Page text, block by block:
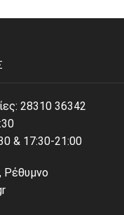
28310 36342
& 17:30-21:00
Ρέθυμνο